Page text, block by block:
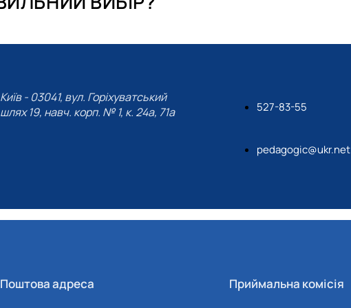
Київ - 03041, вул. Горіхуватський
шлях 19, навч. корп. № 1, к. 24а, 71а
527-83-55
pedagogic@ukr.net
Поштова адреса Приймальна комісія